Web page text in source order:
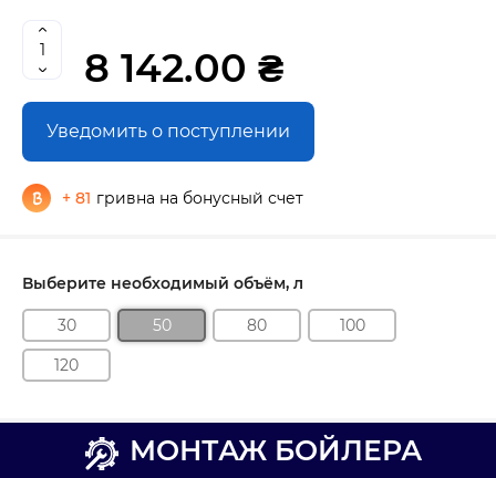
8 142.00 ₴
Уведомить о поступлении
+ 81 гривна на бонусный счет
Выберите необходимый объём, л
30 50 80
100
120
МОНТАЖ БОЙЛЕРА